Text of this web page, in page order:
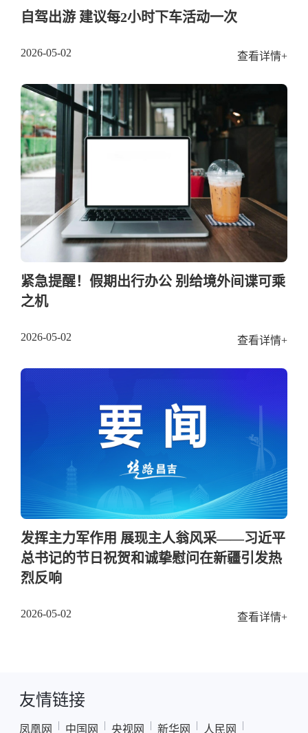
自驾出游 建议每2小时下车活动一次
2026-05-02 查看详情+
紧急提醒！假期出行办公 别给境外间谍可乘
之机
2026-05-02 查看详情+
发挥主力军作用 展现主人翁风采——习近平
总书记的节日祝贺和诚挚慰问在新疆引发热
烈反响
2026-05-02 查看详情+
友情链接
凤凰网 | 中国网 | 央视网 | 新华网 | 人民网 |